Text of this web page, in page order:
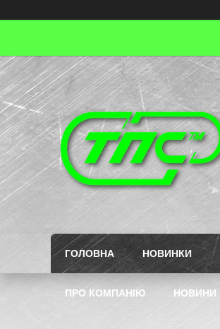
ГОЛОВНА НОВИНКИ
ПРО КОМПАНІЮ НОВИНИ